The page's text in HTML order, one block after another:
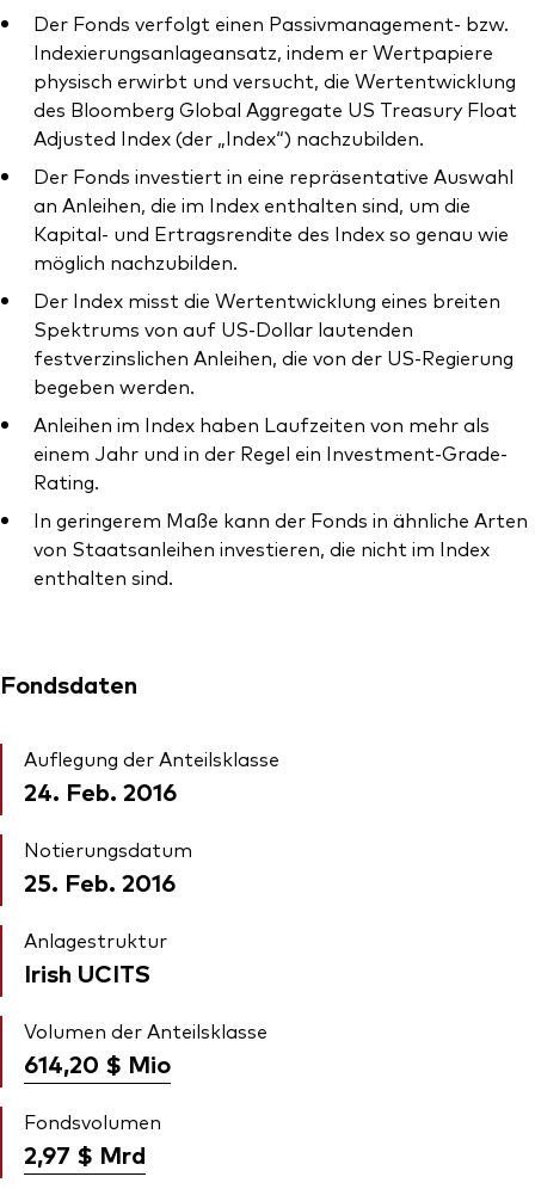
Ressourcen
Marktvolatilität
Research
Anbieterliste
Vanguard Modellportfolios
Vanguard Beratungsstudie
Der Fonds verfolgt einen Passivmanagement- bzw.
Indexierungsanlageansatz, indem er Wertpapiere
physisch erwirbt und versucht, die Wertentwicklung
des Bloomberg Global Aggregate US Treasury Float
Adjusted Index (der „Index“) nachzubilden.
Der Fonds investiert in eine repräsentative Auswahl
an Anleihen, die im Index enthalten sind, um die
Kapital- und Ertragsrendite des Index so genau wie
möglich nachzubilden.
Der Index misst die Wertentwicklung eines breiten
Spektrums von auf US-Dollar lautenden
festverzinslichen Anleihen, die von der US-Regierung
begeben werden.
Anleihen im Index haben Laufzeiten von mehr als
einem Jahr und in der Regel ein Investment-Grade-
Rating.
In geringerem Maße kann der Fonds in ähnliche Arten
von Staatsanleihen investieren, die nicht im Index
enthalten sind.
Fondsdaten
Auflegung der Anteilsklasse
24. Feb. 2016
Notierungsdatum
25. Feb. 2016
Anlagestruktur
Irish UCITS
Volumen der Anteilsklasse
614,20 $ Mio
Fondsvolumen
2,97 $ Mrd